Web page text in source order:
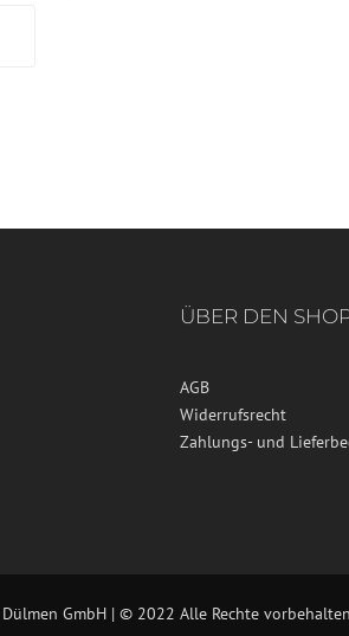
ÜBER DEN
AGB
Widerrufsrecht
Zahlungs- und
Dülmen GmbH | © 2022 Alle Rechte